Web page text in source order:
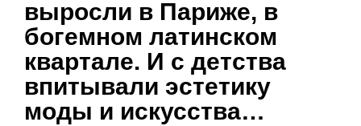
выросли в Париже, в
богемном латинском
квартале. И с детства
впитывали эстетику
моды и искусства…